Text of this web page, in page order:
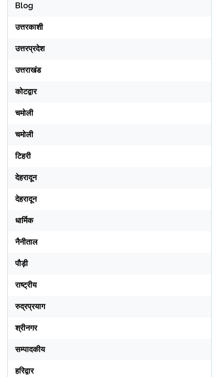
Blog
उत्तरकाशी
उत्तरप्रदेश
उत्तराखंड
कोटद्वार
चमोली
चमोली
टिहरी
देहरादून
देहरादून
धार्मिक
नैनीताल
पौड़ी
राष्ट्रीय
रुद्रप्रयाग
श्रीनगर
सम्पादकीय
हरिद्वार